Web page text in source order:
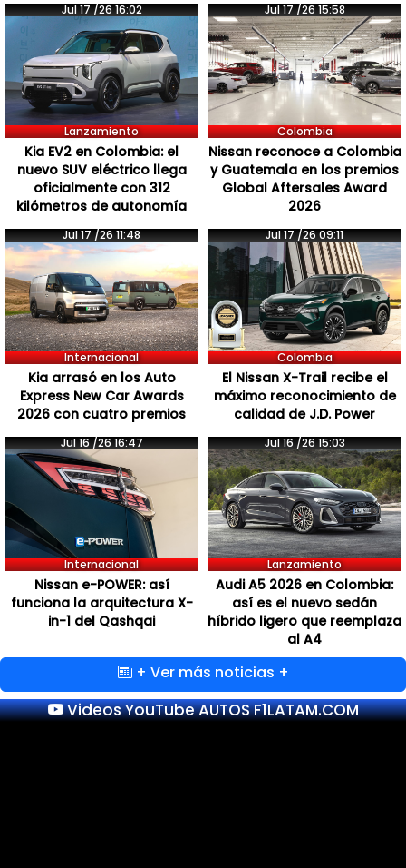
Jul 17 /26 16:02
Lanzamiento
Kia EV2 en Colombia: el
nuevo SUV eléctrico llega
oficialmente con 312
kilómetros de autonomía
Jul 17 /26 15:58
Colombia
Nissan reconoce a Colombia
y Guatemala en los premios
Global Aftersales Award
2026
Jul 17 /26 11:48
Internacional
Kia arrasó en los Auto
Express New Car Awards
2026 con cuatro premios
Jul 17 /26 09:11
Colombia
El Nissan X-Trail recibe el
máximo reconocimiento de
calidad de J.D. Power
Jul 16 /26 16:47
Internacional
Nissan e-POWER: así
funciona la arquitectura X-
in-1 del Qashqai
Jul 16 /26 15:03
Lanzamiento
Audi A5 2026 en Colombia:
así es el nuevo sedán
híbrido ligero que reemplaza
al A4
+ Ver más noticias +
Videos YouTube AUTOS F1LATAM.COM